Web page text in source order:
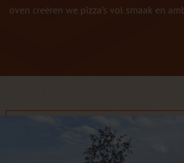
oven creëren we pizza’s vol smaak en